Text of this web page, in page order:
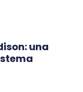
una